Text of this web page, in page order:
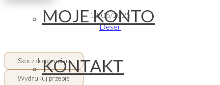
MOJE KONTO
KONTAKT
12/06/2025
Deser
Skocz do przepisu
Wydrukuj przepis